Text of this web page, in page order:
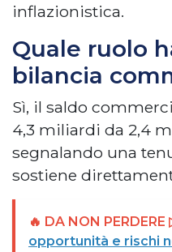
inflazionistica.
Quale ruolo
bilancia
Sì, il saldo
4,3 miliardi da 2,4
segnalando una
sostiene
🔥 DA NON PERDERE
opportunità e rischi